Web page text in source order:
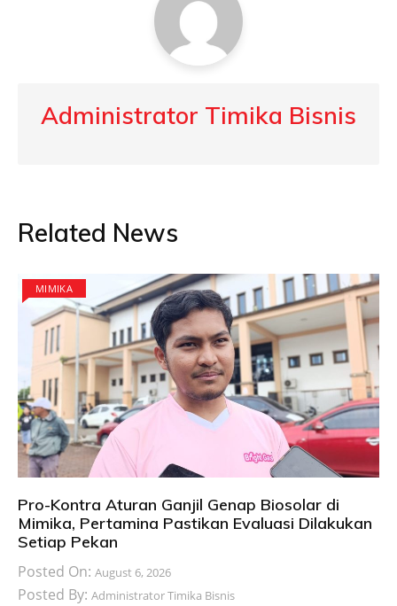
Administrator Timika Bisnis
Related News
MIMIKA
Pro-Kontra Aturan Ganjil Genap Biosolar di
Mimika, Pertamina Pastikan Evaluasi Dilakukan
Setiap Pekan
Posted On: August 6, 2026
Posted By: Administrator Timika Bisnis